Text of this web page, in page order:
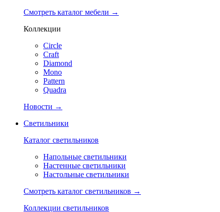
Смотреть каталог мебели →
Коллекции
Circle
Craft
Diamond
Mono
Pattern
Quadra
Новости →
Светильники
Каталог светильников
Напольные светильники
Настенные светильники
Настольные светильники
Смотреть каталог светильников →
Коллекции светильников